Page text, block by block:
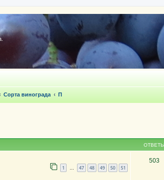
Сорта винограда П
ОТВЕТЫ
1 … 47 48 49 50 51
503